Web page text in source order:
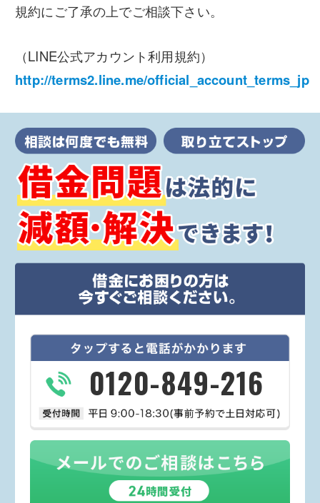
規約にご了承の上でご相談下さい。
（LINE公式アカウント利用規約）
http://terms2.line.me/official_account_terms_jp
0120-849-216